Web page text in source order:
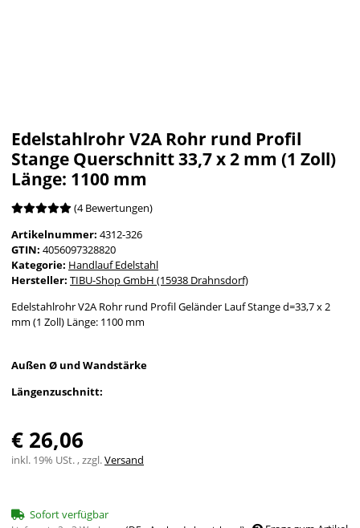
Edelstahlrohr V2A Rohr rund Profil
Stange Querschnitt 33,7 x 2 mm (1 Zoll)
Länge: 1100 mm
(4 Bewertungen)
Artikelnummer: 4312-326
GTIN: 4056097328820
Kategorie: Handlauf Edelstahl
Hersteller: TIBU-Shop GmbH (15938 Drahnsdorf)
Edelstahlrohr V2A Rohr rund Profil Geländer Lauf Stange d=33,7 x 2
mm (1 Zoll) Länge: 1100 mm
Außen Ø und Wandstärke
Längenzuschnitt:
€ 26,06
inkl. 19% USt. , zzgl.Versand
Sofort verfügbar